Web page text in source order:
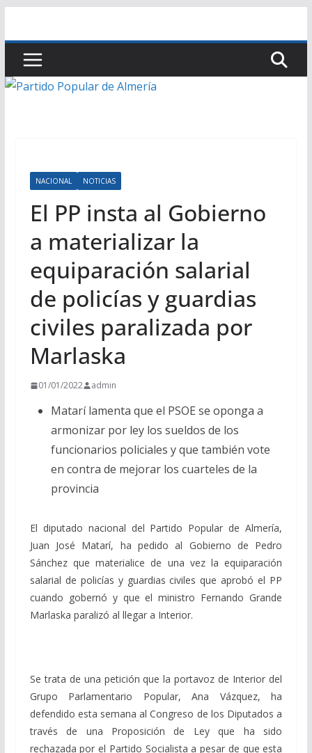
contenido
NACIONAL NOTICIAS
El PP insta al Gobierno
a materializar la
equiparación salarial
de policías y guardias
civiles paralizada por
Marlaska
01/01/2022 admin
Matarí lamenta que el PSOE se oponga a
armonizar por ley los sueldos de los
funcionarios policiales y que también vote
en contra de mejorar los cuarteles de la
provincia
El diputado nacional del Partido Popular de Almería,
Juan José Matarí, ha pedido al Gobierno de Pedro
Sánchez que materialice de una vez la equiparación
salarial de policías y guardias civiles que aprobó el PP
cuando gobernó y que el ministro Fernando Grande
Marlaska paralizó al llegar a Interior.
Se trata de una petición que la portavoz de Interior del
Grupo Parlamentario Popular, Ana Vázquez, ha
defendido esta semana al Congreso de los Diputados a
través de una Proposición de Ley que ha sido
rechazada por el Partido Socialista a pesar de que esta